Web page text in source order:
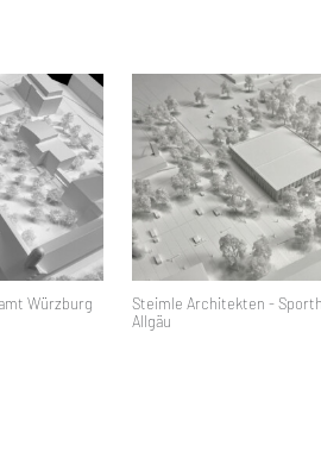
Würzburg
Steimle Architekten -
Allgäu